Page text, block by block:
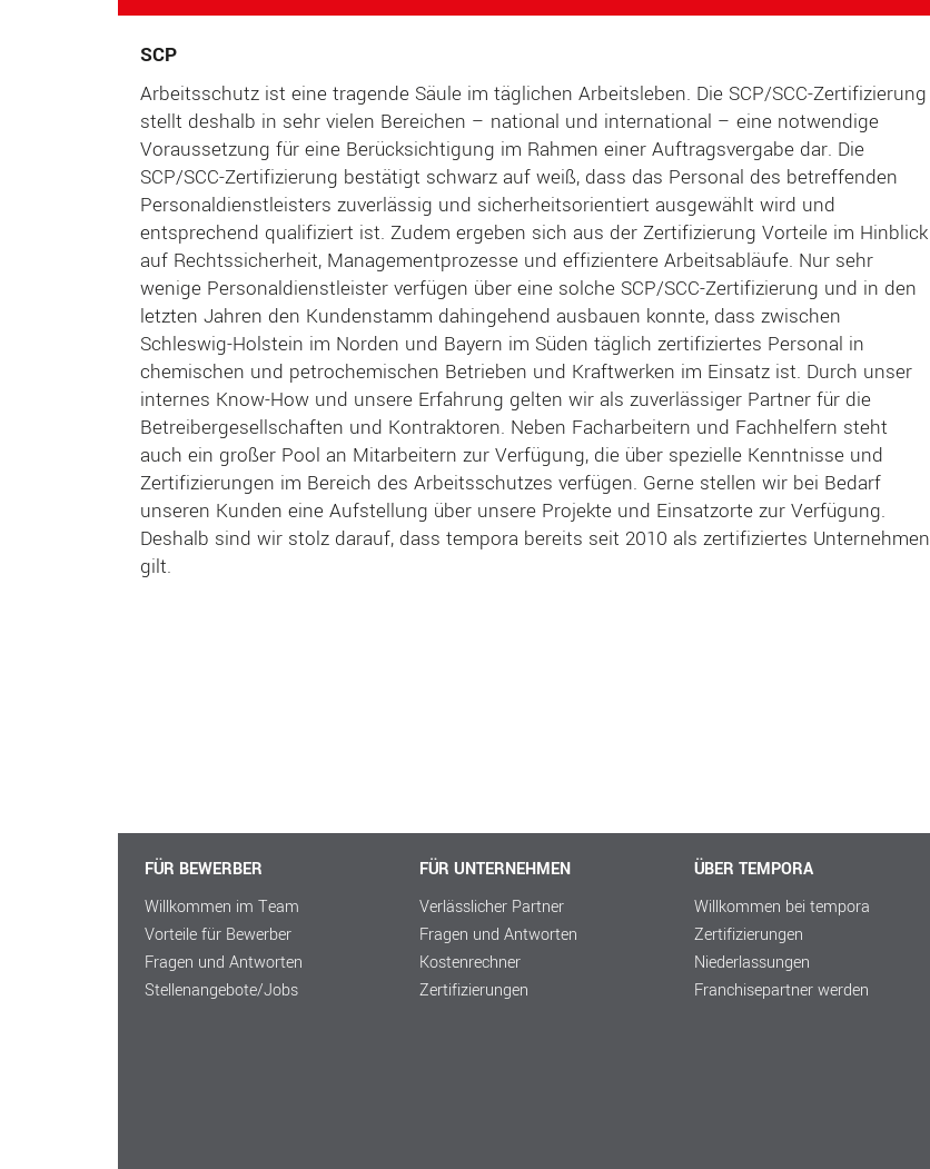
SCP
Arbeitsschutz ist eine tragende Säule im täglichen Arbeitsleben. Die SCP/SCC-Zertifizierung
stellt deshalb in sehr vielen Bereichen – national und international – eine notwendige
Voraussetzung für eine Berücksichtigung im Rahmen einer Auftragsvergabe dar. Die
SCP/SCC-Zertifizierung bestätigt schwarz auf weiß, dass das Personal des betreffenden
Personaldienstleisters zuverlässig und sicherheitsorientiert ausgewählt wird und
entsprechend qualifiziert ist. Zudem ergeben sich aus der Zertifizierung Vorteile im Hinblick
auf Rechtssicherheit, Managementprozesse und effizientere Arbeitsabläufe. Nur sehr
wenige Personaldienstleister verfügen über eine solche SCP/SCC-Zertifizierung und in den
letzten Jahren den Kundenstamm dahingehend ausbauen konnte, dass zwischen
Schleswig-Holstein im Norden und Bayern im Süden täglich zertifiziertes Personal in
chemischen und petrochemischen Betrieben und Kraftwerken im Einsatz ist. Durch unser
internes Know-How und unsere Erfahrung gelten wir als zuverlässiger Partner für die
Betreibergesellschaften und Kontraktoren. Neben Facharbeitern und Fachhelfern steht
auch ein großer Pool an Mitarbeitern zur Verfügung, die über spezielle Kenntnisse und
Zertifizierungen im Bereich des Arbeitsschutzes verfügen. Gerne stellen wir bei Bedarf
unseren Kunden eine Aufstellung über unsere Projekte und Einsatzorte zur Verfügung.
Deshalb sind wir stolz darauf, dass tempora bereits seit 2010 als zertifiziertes Unternehmen
gilt.
FÜR BEWERBER
Willkommen im Team
Vorteile für Bewerber
Fragen und Antworten
Stellenangebote/Jobs
FÜR UNTERNEHMEN
Verlässlicher Partner
Fragen und Antworten
Kostenrechner
Zertifizierungen
ÜBER TEMPORA
Willkommen bei tempora
Zertifizierungen
Niederlassungen
Franchisepartner werden